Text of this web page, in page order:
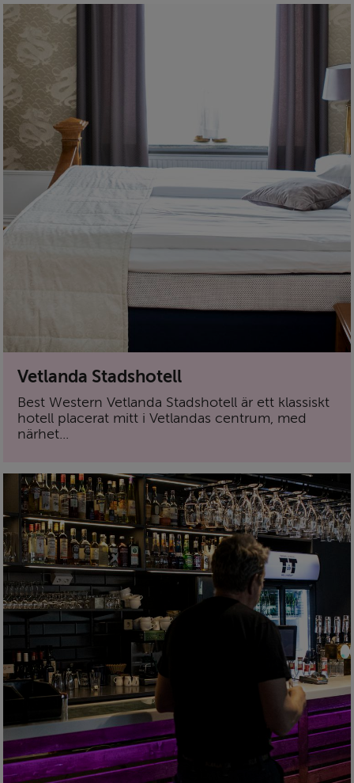
Vetlanda Stadshotell
Best Western Vetlanda Stadshotell är ett klassiskt
hotell placerat mitt i Vetlandas centrum, med
närhet...